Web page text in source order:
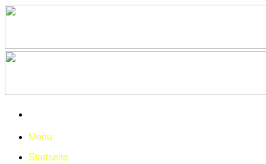
Menu
Startseite